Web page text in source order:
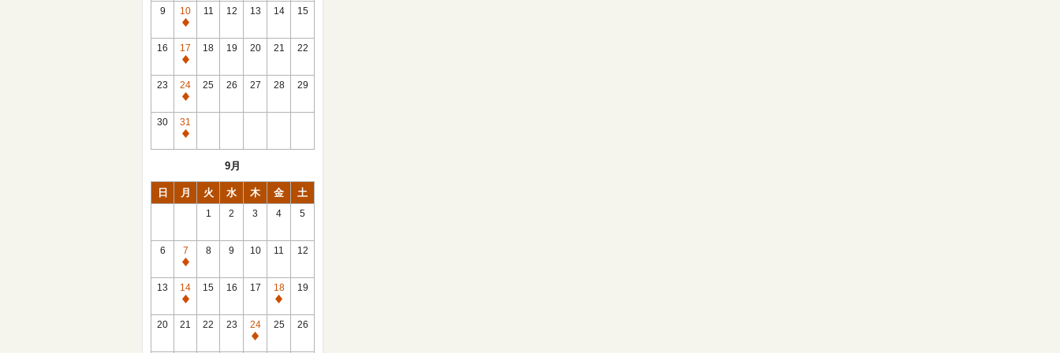
館
日
9
10
休
館
日
11 12 13 14 15
16
17
休
館
日
18 19 20 21 22
23
24
休
館
日
25 26 27 28 29
30
31
休
9月
日 月 火 水 木 金 土
1 2 3 4 5
6
7
休
館
日
8 9 10 11 12
13
14
休
館
15 16 17
18
休
館
19
20 21 22 23
24
休
25 26